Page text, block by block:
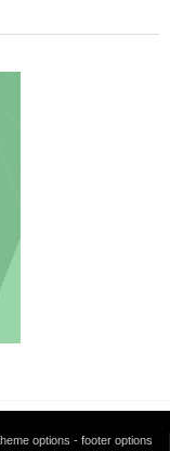
options - footer options